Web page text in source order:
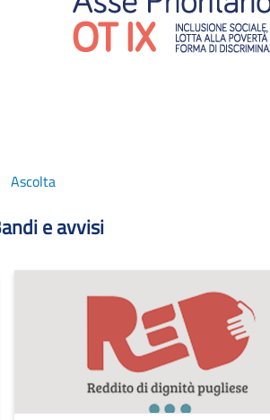
Ascolta
e avvisi